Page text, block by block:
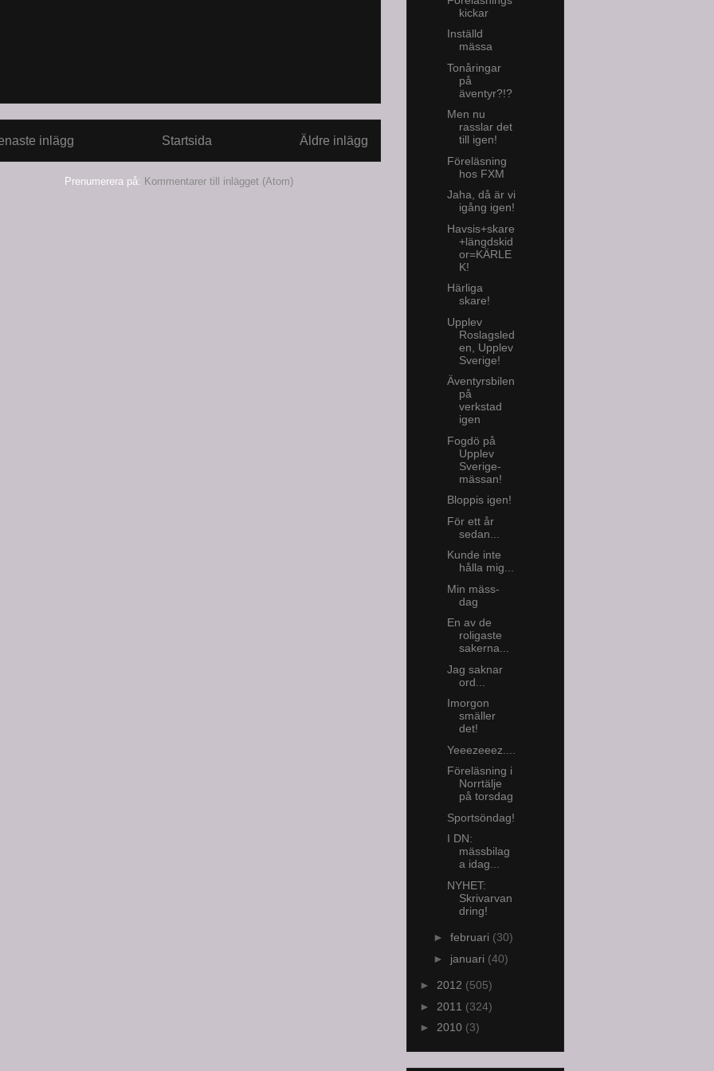
inlägg Äldre inlägg
Startsida
Prenumerera på: Kommentarer till inlägget (Atom)
kickar
Inställd
mässa
Tonåringar
på
äventyr?!?
Men nu
rasslar det
till igen!
Föreläsning
hos FXM
Jaha, då är vi
igång igen!
Havsis+skare
+längdskid
or=KÄRLE
K!
Härliga
skare!
Upplev
Roslagsled
en, Upplev
Sverige!
Äventyrsbilen
på
verkstad
igen
Fogdö på
Upplev
Sverige-
mässan!
Bloppis igen!
För ett år
sedan...
Kunde inte
hålla mig...
Min mäss-
dag
En av de
roligaste
sakerna...
Jag saknar
ord...
Imorgon
smäller
det!
Yeeezeeez....
Föreläsning i
Norrtälje
på torsdag
Sportsöndag!
I DN:
mässbilag
a idag...
NYHET:
Skrivarvan
dring!
► februari (30)
► januari (40)
► 2012 (505)
► 2011 (324)
► 2010 (3)